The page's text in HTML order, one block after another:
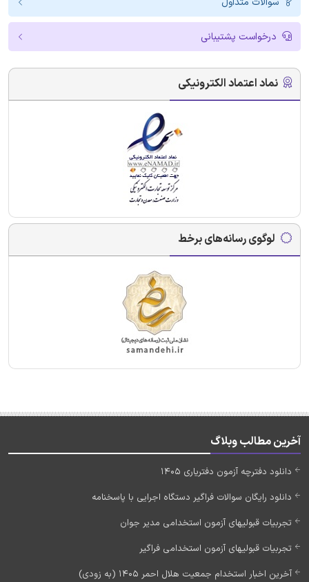
درخواست پشتیبانی
نماد اعتماد الکترونیکی
لوگوی رسانه‌های برخط
آخرین مطالب وبلاگ
دانلود دفترچه آزمون دفتریاری 1405
دانلود رایگان سوالات فراگیر دستگاه اجرایی با پاسخنامه
تجربیات قبولیهای آزمون استخدامی مدیر جوان
تجربیات قبولیهای آزمون استخدامی فراگیر
آخرین اخبار استخدام جمعیت هلال احمر 1405 (به زودی)